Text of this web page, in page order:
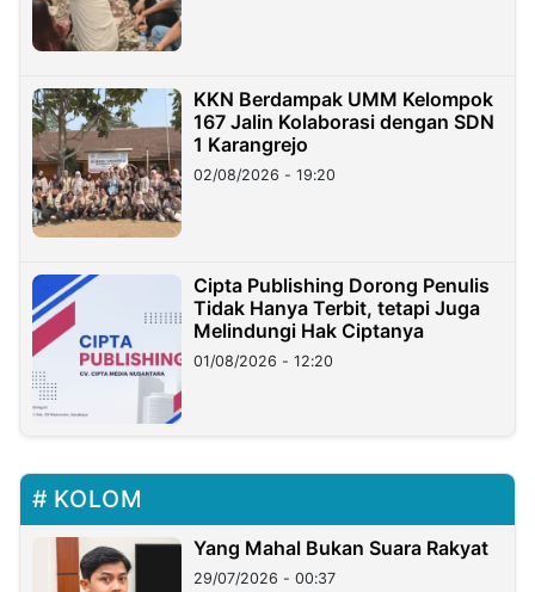
KKN Berdampak UMM Kelompok
167 Jalin Kolaborasi dengan SDN
1 Karangrejo
02/08/2026 - 19:20
Cipta Publishing Dorong Penulis
Tidak Hanya Terbit, tetapi Juga
Melindungi Hak Ciptanya
01/08/2026 - 12:20
KOLOM
Yang Mahal Bukan Suara Rakyat
29/07/2026 - 00:37